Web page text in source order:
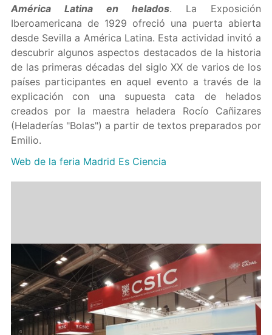
América Latina en helados. La Exposición
Iberoamericana de 1929 ofreció una puerta abierta
desde Sevilla a América Latina. Esta actividad invitó a
descubrir algunos aspectos destacados de la historia
de las primeras décadas del siglo XX de varios de los
países participantes en aquel evento a través de la
explicación con una supuesta cata de helados
creados por la maestra heladera Rocío Cañizares
(Heladerías "Bolas") a partir de textos preparados por
Emilio.
Web de la feria Madrid Es Ciencia